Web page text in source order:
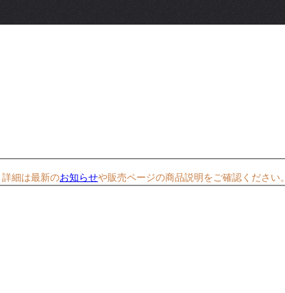
細は最新のお知らせや販売ページの商品説明をご確認ください。